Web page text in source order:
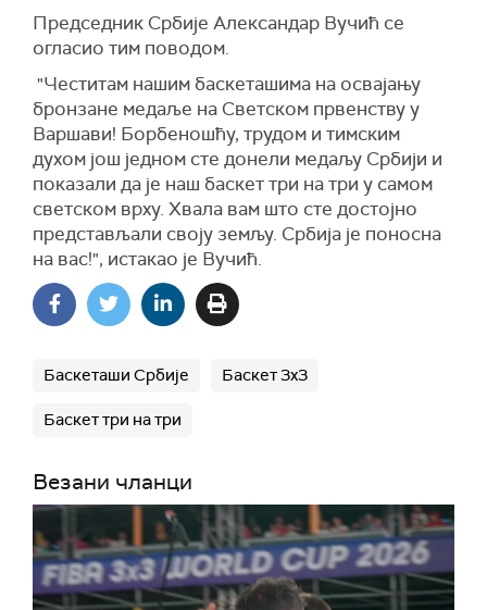
Председник Србије Александар Вучић се
огласио тим поводом.
"Честитам нашим баскеташима на освајању
бронзане медаље на Светском првенству у
Варшави! Борбеношћу, трудом и тимским
духом још једном сте донели медаљу Србији и
показали да је наш баскет три на три у самом
светском врху. Хвала вам што сте достојно
представљали своју земљу. Србија је поносна
на вас!", истакао је Вучић.
Баскеташи Србије Баскет 3x3
Баскет три на три
Везани чланци